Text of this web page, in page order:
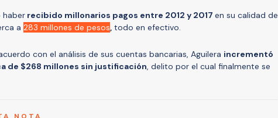
haber recibido millonarios pagos entre 2012 y 2017 en su calidad de
a 283 millones de pesos, todo en efectivo.
con el análisis de sus cuentas bancarias, Aguilera incrementó
de $268 millones sin justificación, delito por el cual finalmente se